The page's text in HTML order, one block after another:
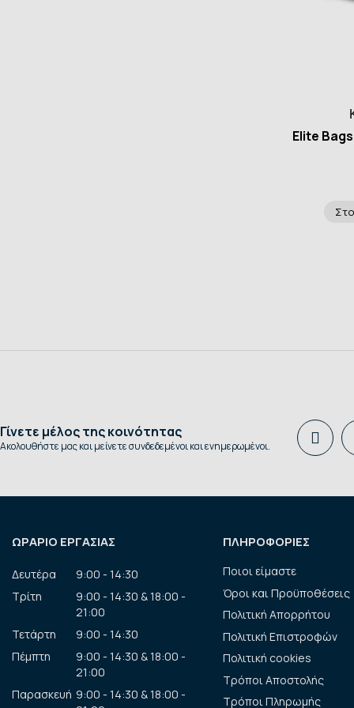
Elite
Γίνετε μέλος της κοινότητας
Ακολουθήστε μας και μείνετε συνδεδεμένοι και ενημερωμένοι.
ΩΡΑΡΙΟ ΕΡΓΑΣΙΑΣ
Δευτέρα
9:00 - 14:30
Τρίτη
9:00 - 14:30 & 18:00 -
21:00
Τετάρτη
9:00 - 14:30
Πέμπτη
9:00 - 14:30 & 18:00 -
21:00
Παρασκευή 9:00 - 14:30 & 18:00 -
ΠΛΗΡΟΦΟΡΙΕΣ
Ποιοι είμαστε
Όροι και Προϋποθέσεις
Πολιτική Απορρήτου
Πολιτική Επιστροφών
Πολιτική cookies
Τρόποι Αποστολής
Τρόποι Πληρωμής